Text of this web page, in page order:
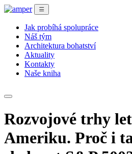
Jak probíhá spolupráce
Náš tým
Architektura bohatství
Aktuality
Kontakty
Naše kniha
Rozvojové trhy
Ameriku. Proč i